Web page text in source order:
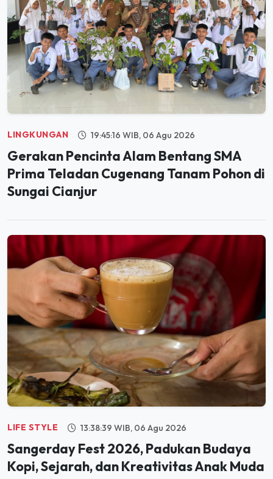
LINGKUNGAN 19:45:16 WIB, 06 Agu 2026
Gerakan Pencinta Alam Bentang SMA
Prima Teladan Cugenang Tanam Pohon di
Sungai Cianjur
LIFE STYLE 13:38:39 WIB, 06 Agu 2026
Sangerday Fest 2026, Padukan Budaya
Kopi, Sejarah, dan Kreativitas Anak Muda